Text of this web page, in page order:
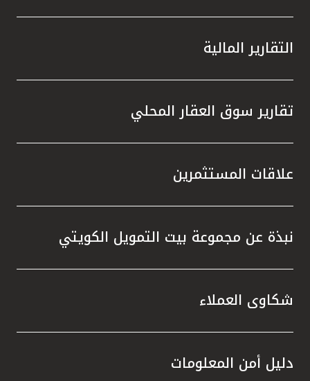
التقارير المالية
تقارير سوق العقار المحلي
علاقات المستثمرين
نبذة عن مجموعة بيت التمويل الكويتي
شكاوى العملاء
دليل أمن المعلومات